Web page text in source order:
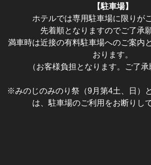
【駐車場】
ホテルでは専用駐車場に限りが
先着順となりますのでご了承
満車時は近接の有料駐車場へのご案内
おります。
（お客様負担となります。ご了承
※みのじのみのり祭（9月第4土、日）
は、駐車場のご利用をお断りし